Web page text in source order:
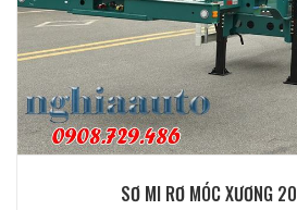
SƠ MI RƠ MÓC XƯƠNG